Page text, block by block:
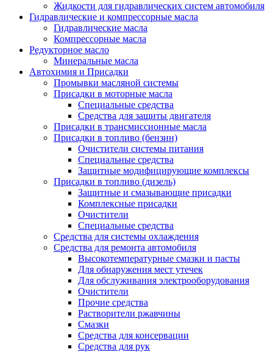
Жидкости для гидравлических систем автомобиля
Гидравлические и компрессорные масла
Гидравлические масла
Компрессорные масла
Редукторное масло
Минеральные масла
Автохимия и Присадки
Промывки масляной системы
Присадки в моторные масла
Специальные средства
Средства для защиты двигателя
Присадки в трансмиссионные масла
Присадки в топливо (бензин)
Очистители системы питания
Специальные средства
Защитные модифицирующие комплексы
Присадки в топливо (дизель)
Защитные и смазывающие присадки
Комплексные присадки
Очистители
Специальные средства
Средства для системы охлаждения
Средства для ремонта автомобиля
Высокотемпературные смазки и пасты
Для обнаружения мест утечек
Для обслуживания электрооборудования
Очистители
Прочие средства
Растворители ржавчины
Смазки
Средства для консервации
Средства для рук